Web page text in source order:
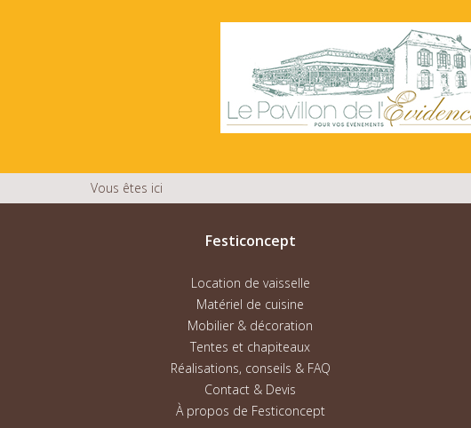
Vous êtes ici
Festiconcept
Location de vaisselle
Matériel de cuisine
Mobilier & décoration
Tentes et chapiteaux
Réalisations, conseils & FAQ
Contact & Devis
À propos de Festiconcept